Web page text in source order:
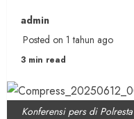
admin
Posted on 1 tahun ago
3 min read
Konferensi pers di